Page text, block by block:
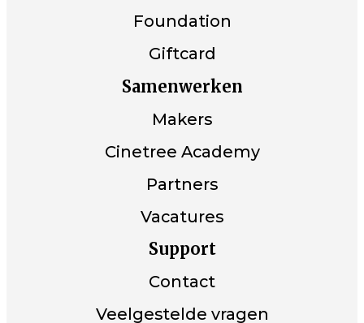
Foundation
Giftcard
Samenwerken
Makers
Cinetree Academy
Partners
Vacatures
Support
Contact
Veelgestelde vragen